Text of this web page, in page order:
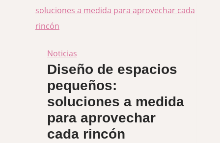
medida:
en
tu
hogar
Noticias
Diseño de espacios
pequeños:
soluciones a medida
para aprovechar
cada rincón